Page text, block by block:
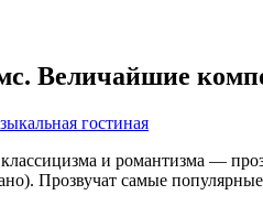
Величайшие
гостиная
и романтизма —
Прозвучат самые